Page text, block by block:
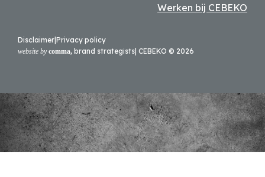
Werken bij CEBEKO
Disclaimer Privacy policy
website by comma, brand strategists | CEBEKO © 2026